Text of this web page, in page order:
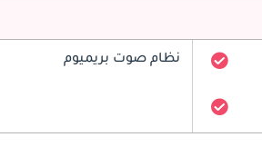
نظام صوت بريميوم